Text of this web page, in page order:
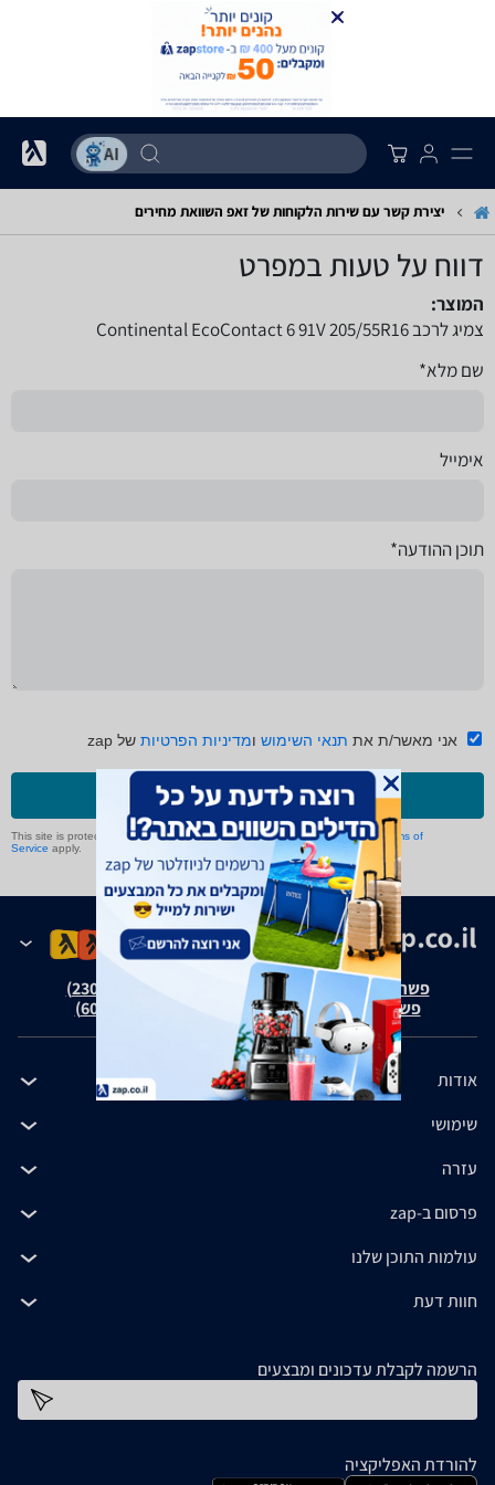
יצירת קשר עם שירות הלקוחות של זאפ השוואת מחירים
דווח על טעות במפרט
המוצר:
צמיג לרכב Continental EcoContact 6 91V 205/55R16
שם מלא*
אימייל
תוכן ההודעה*
אני מאשר/ת את תנאי השימוש ומדיניות הפרטיות של zap
שליחה
This site is protected by reCAPTCHA and the GooglePrivacy Policyand Terms of
Service apply.
פשרה בת"צ אבנצ'יק נ' זאפ גרופ (ת"צ 23008-08-20)
פשרה בת"צ כהנים נ' זאפ גרופ (ת"צ 60371-12-19)
אודות
שימושי
עזרה
פרסום ב-zap
עולמות התוכן שלנו
חוות דעת
הרשמה לקבלת עדכונים ומבצעים
להורדת האפליקציה